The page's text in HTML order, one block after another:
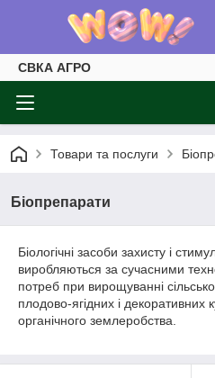
СВКА АГРО
Товари та послуги
Біопрепарати
Біологічні засоби захисту і
виробляються за сучасними
потреб при вирощуванні
плодово-ягідних і декоративних
органічного землеробства.